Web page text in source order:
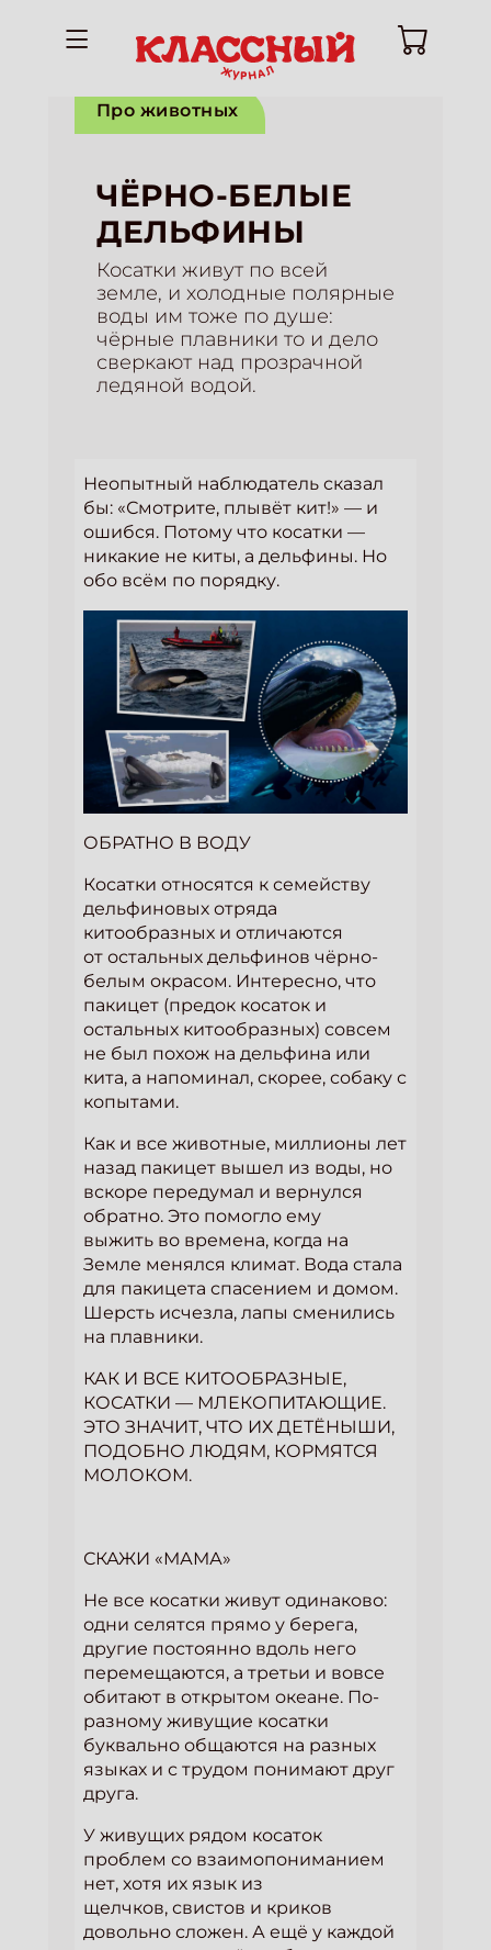
Про животных
ЧЁРНО-БЕЛЫЕ
ДЕЛЬФИНЫ
Косатки живут по всей
земле, и холодные полярные
воды им тоже по душе:
чёрные плавники то и дело
сверкают над прозрачной
ледяной водой.
Неопытный наблюдатель сказал
бы: «Смотрите, плывёт кит!» — и
ошибся. Потому что косатки —
никакие не киты, а дельфины. Но
обо всём по порядку.
ОБРАТНО В ВОДУ
Косатки относятся к семейству
дельфиновых отряда
китообразных и отличаются
от остальных дельфинов чёрно-
белым окрасом. Интересно, что
пакицет (предок косаток и
остальных китообразных) совсем
не был похож на дельфина или
кита, а напоминал, скорее, собаку с
копытами.
Как и все животные, миллионы лет
назад пакицет вышел из воды, но
вскоре передумал и вернулся
обратно. Это помогло ему
выжить во времена, когда на
Земле менялся климат. Вода стала
для пакицета спасением и домом.
Шерсть исчезла, лапы сменились
на плавники.
КАК И ВСЕ КИТООБРАЗНЫЕ,
КОСАТКИ — МЛЕКОПИТАЮЩИЕ.
ЭТО ЗНАЧИТ, ЧТО ИХ ДЕТЁНЫШИ,
ПОДОБНО ЛЮДЯМ, КОРМЯТСЯ
МОЛОКОМ.
СКАЖИ «МАМА»
Не все косатки живут одинаково:
одни селятся прямо у берега,
другие постоянно вдоль него
перемещаются, а третьи и вовсе
обитают в открытом океане. По-
разному живущие косатки
буквально общаются на разных
языках и с трудом понимают друг
друга.
У живущих рядом косаток
проблем со взаимопониманием
нет, хотя их язык из
щелчков, свистов и криков
довольно сложен. А ещё у каждой